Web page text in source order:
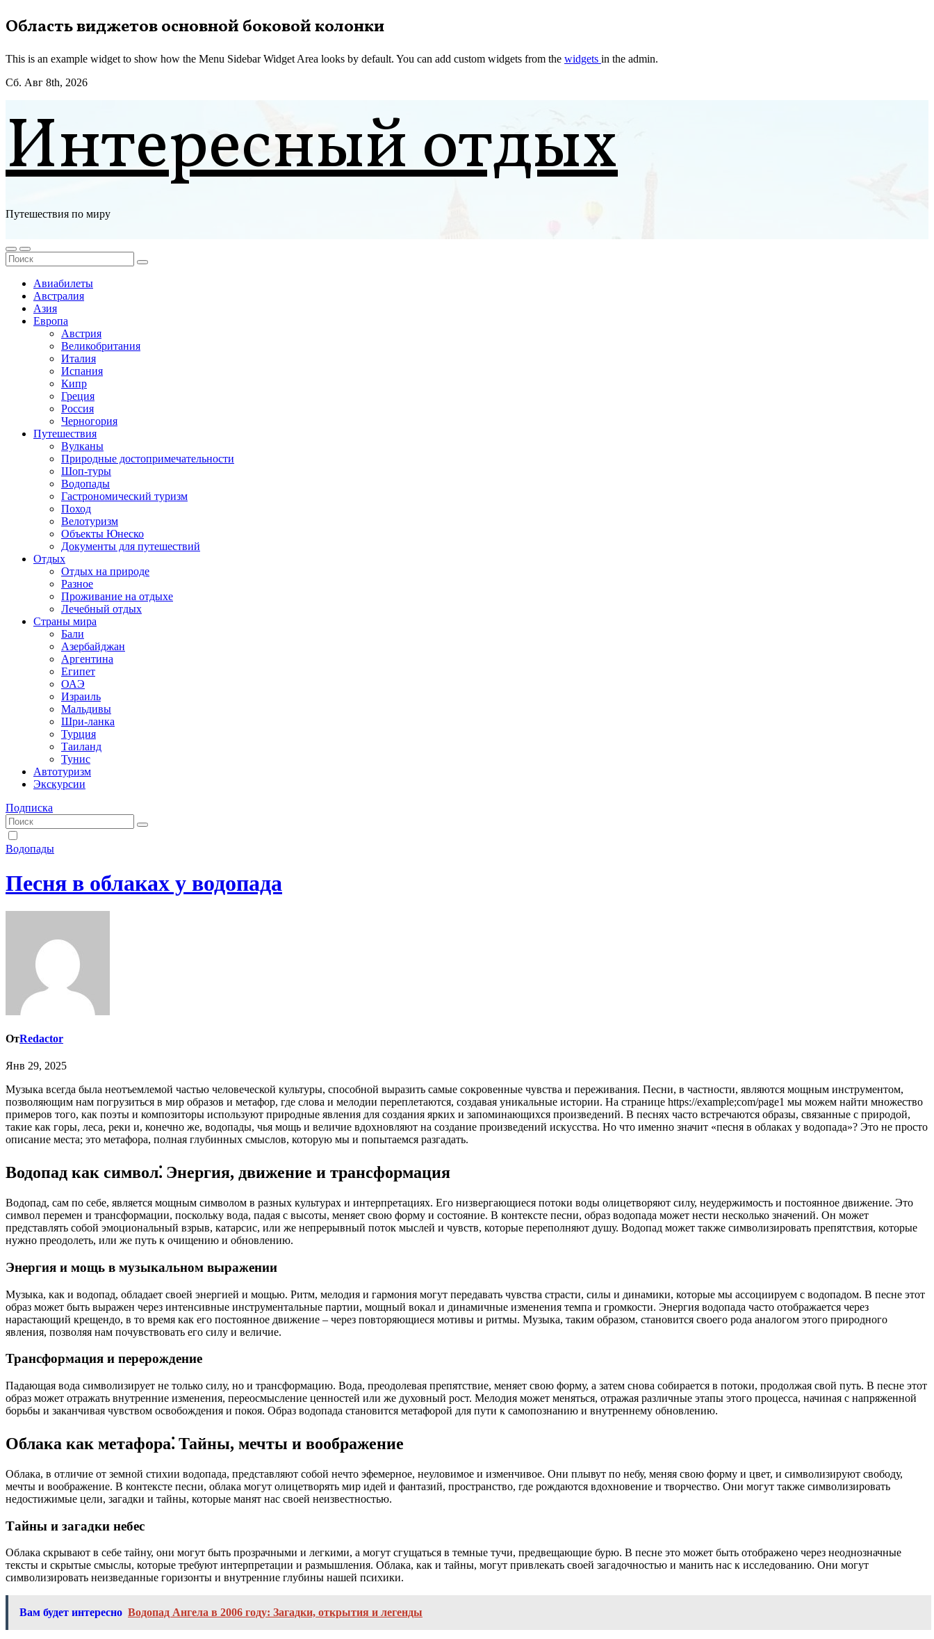
Перейти
к
Область виджетов основной боковой колонки
This is an example widget to show how the Menu Sidebar Widget Area looks by default. You can add custom widgets from the widgets in the admin.
Сб. Авг 8th, 2026
Интересный отдых
Путешествия по миру
Авиабилеты
Австралия
Азия
Европа
Австрия
Великобритания
Италия
Испания
Кипр
Греция
Россия
Черногория
Путешествия
Вулканы
Природные достопримечательности
Шоп-туры
Водопады
Гастрономический туризм
Поход
Велотуризм
Объекты Юнеско
Документы для путешествий
Отдых
Отдых на природе
Разное
Проживание на отдыхе
Лечебный отдых
Страны мира
Бали
Азербайджан
Аргентина
Египет
ОАЭ
Израиль
Мальдивы
Шри-ланка
Турция
Таиланд
Тунис
Автотуризм
Экскурсии
Подписка
Водопады
Песня в облаках у водопада
ОтRedactor
Янв 29, 2025
Музыка всегда была неотъемлемой частью человеческой культуры, способной выразить самые сокровенные чувства и переживания. Песни, в частности, являются мощным инструментом,
позволяющим нам погрузиться в мир образов и метафор, где слова и мелодии переплетаются, создавая уникальные истории. На странице https://example;com/page1 мы можем найти множество
примеров того, как поэты и композиторы используют природные явления для создания ярких и запоминающихся произведений. В песнях часто встречаются образы, связанные с природой,
такие как горы, леса, реки и, конечно же, водопады, чья мощь и величие вдохновляют на создание произведений искусства. Но что именно значит «песня в облаках у водопада»? Это не просто
описание места; это метафора, полная глубинных смыслов, которую мы и попытаемся разгадать.
Водопад как символ⁚ Энергия, движение и трансформация
Водопад, сам по себе, является мощным символом в разных культурах и интерпретациях. Его низвергающиеся потоки воды олицетворяют силу, неудержимость и постоянное движение. Это
символ перемен и трансформации, поскольку вода, падая с высоты, меняет свою форму и состояние. В контексте песни, образ водопада может нести несколько значений. Он может
представлять собой эмоциональный взрыв, катарсис, или же непрерывный поток мыслей и чувств, которые переполняют душу. Водопад может также символизировать препятствия, которые
нужно преодолеть, или же путь к очищению и обновлению.
Энергия и мощь в музыкальном выражении
Музыка, как и водопад, обладает своей энергией и мощью. Ритм, мелодия и гармония могут передавать чувства страсти, силы и динамики, которые мы ассоциируем с водопадом. В песне этот
образ может быть выражен через интенсивные инструментальные партии, мощный вокал и динамичные изменения темпа и громкости. Энергия водопада часто отображается через
нарастающий крещендо, в то время как его постоянное движение – через повторяющиеся мотивы и ритмы. Музыка, таким образом, становится своего рода аналогом этого природного
явления, позволяя нам почувствовать его силу и величие.
Трансформация и перерождение
Падающая вода символизирует не только силу, но и трансформацию. Вода, преодолевая препятствие, меняет свою форму, а затем снова собирается в потоки, продолжая свой путь. В песне этот
образ может отражать внутренние изменения, переосмысление ценностей или же духовный рост. Мелодия может меняться, отражая различные этапы этого процесса, начиная с напряженной
борьбы и заканчивая чувством освобождения и покоя. Образ водопада становится метафорой для пути к самопознанию и внутреннему обновлению.
Облака как метафора⁚ Тайны, мечты и воображение
Облака, в отличие от земной стихии водопада, представляют собой нечто эфемерное, неуловимое и изменчивое. Они плывут по небу, меняя свою форму и цвет, и символизируют свободу,
мечты и воображение. В контексте песни, облака могут олицетворять мир идей и фантазий, пространство, где рождаются вдохновение и творчество. Они могут также символизировать
недостижимые цели, загадки и тайны, которые манят нас своей неизвестностью.
Тайны и загадки небес
Облака скрывают в себе тайну, они могут быть прозрачными и легкими, а могут сгущаться в темные тучи, предвещающие бурю. В песне это может быть отображено через неоднозначные
тексты и скрытые смыслы, которые требуют интерпретации и размышления. Облака, как и тайны, могут привлекать своей загадочностью и манить нас к исследованию. Они могут
символизировать неизведанные горизонты и внутренние глубины нашей психики.
Вам будет интересно Водопад Ангела в 2006 году: Загадки, открытия и легенды